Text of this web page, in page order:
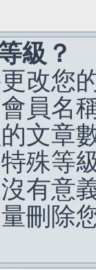
級？
改您
員名
文章
殊等
有意
刪除